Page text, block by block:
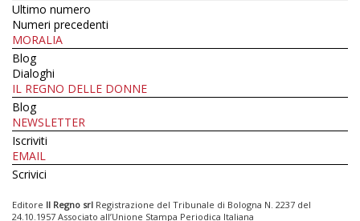
Ultimo numero
Numeri precedenti
MORALIA
Blog
Dialoghi
IL REGNO DELLE DONNE
Blog
NEWSLETTER
Iscriviti
EMAIL
Scrivici
Editore Il Regno srl Registrazione del Tribunale di Bologna N. 2237 del
24.10.1957 Associato all’Unione Stampa Periodica Italiana